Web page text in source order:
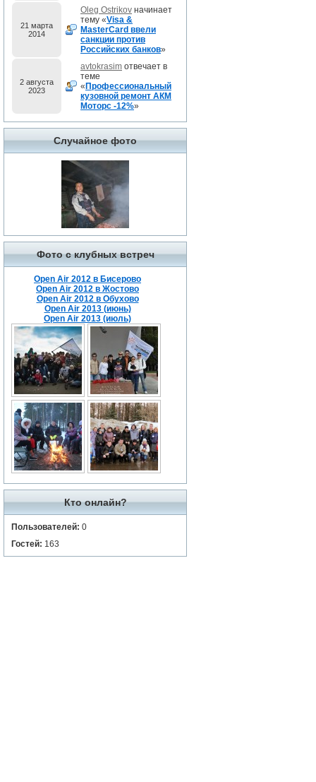
21 марта
2014
Oleg Ostrikov начинает
тему «Visa &
MasterCard ввели
санкции против
Российских банков»
2 августа
2023
avtokrasim отвечает в
теме
« Профессиональный
кузовной ремонт АКМ
Моторс -12%»
Случайное фото
Фото с клубных встреч
Open Air 2012 в Бисерово
Open Air 2012 в Жостово
Open Air 2012 в Обухово
Open Air 2013 (июнь)
Open Air 2013 (июль)
Кто онлайн?
Пользователей: 0
Гостей: 163